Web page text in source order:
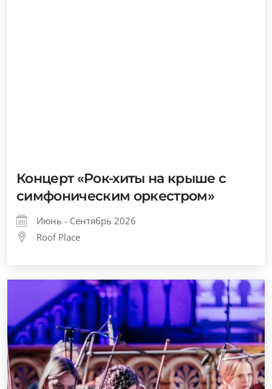
Концерт «Рок-хиты на крыше с
симфоническим оркестром»
Июнь - Сентябрь 2026
Roof Place